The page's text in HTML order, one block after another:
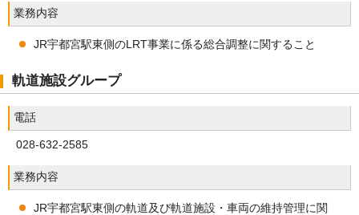
業務内容
JR宇都宮駅東側のLRT事業に係る総合調整に関すること
軌道施設グループ
電話
028-632-2585
業務内容
JR宇都宮駅東側の軌道及び軌道施設・車両の維持管理に関